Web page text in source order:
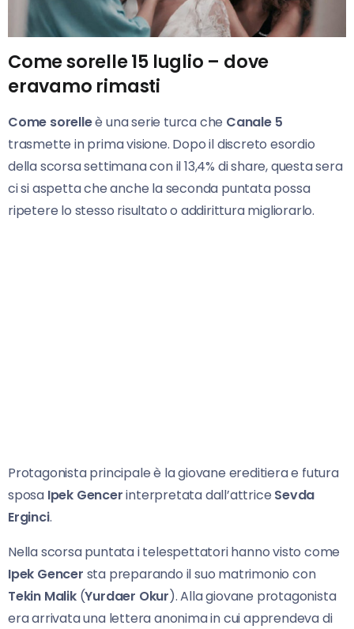
Come sorelle 15 luglio – dove
eravamo rimasti
Come sorelleè una serie turca che Canale 5
trasmette in prima visione. Dopo il discreto esordio
della scorsa settimana con il 13,4% di share, questa sera
ci si aspetta che anche la seconda puntata possa
ripetere lo stesso risultato o addirittura migliorarlo.
Protagonista principale è la giovane ereditiera e futura
sposa Ipek Gencerinterpretata dall’attrice Sevda
Erginci.
Nella scorsa puntata i telespettatori hanno visto come
Ipek Gencer sta preparando il suo matrimonio con
Tekin Malik(Yurdaer Okur). Alla giovane protagonista
era arrivata una lettera anonima in cui apprendeva di